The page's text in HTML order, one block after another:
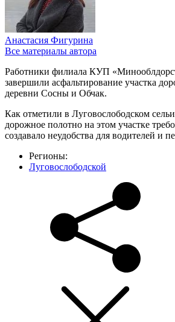
Анастасия Фигурина
Все материалы автора
Работники филиала КУП
завершили асфальтирование участка
деревни Сосны и Обчак.
Как отметили в Луговослободском
дорожное полотно на этом участке
создавало неудобства для водителей и
Регионы:
Луговослободской